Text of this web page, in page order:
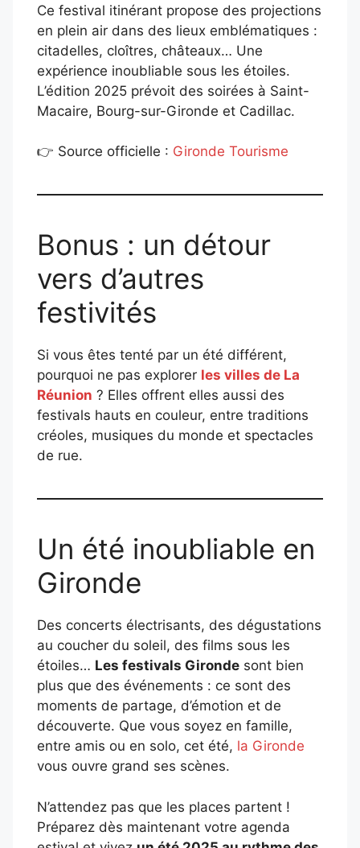
Ce festival itinérant propose des projections
en plein air dans des lieux emblématiques :
citadelles, cloîtres, châteaux… Une
expérience inoubliable sous les étoiles.
L’édition 2025 prévoit des soirées à Saint-
Macaire, Bourg-sur-Gironde et Cadillac.
👉 Source officielle : Gironde Tourisme
Bonus : un détour
vers d’autres
festivités
Si vous êtes tenté par un été différent,
pourquoi ne pas explorer les villes de La
Réunion ? Elles offrent elles aussi des
festivals hauts en couleur, entre traditions
créoles, musiques du monde et spectacles
de rue.
Un été inoubliable en
Gironde
Des concerts électrisants, des dégustations
au coucher du soleil, des films sous les
étoiles… Les festivals Gironde sont bien
plus que des événements : ce sont des
moments de partage, d’émotion et de
découverte. Que vous soyez en famille,
entre amis ou en solo, cet été, la Gironde
vous ouvre grand ses scènes.
N’attendez pas que les places partent !
Préparez dès maintenant votre agenda